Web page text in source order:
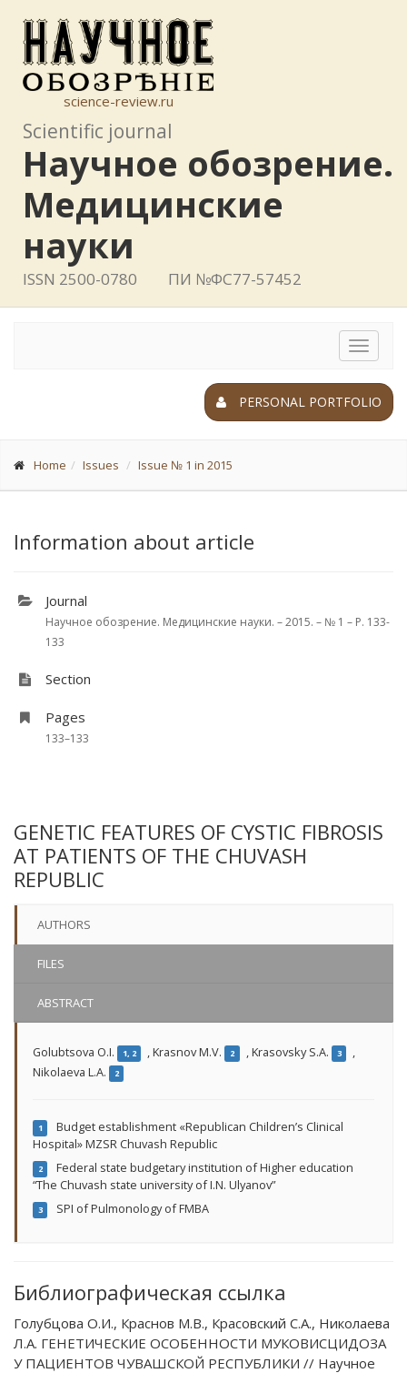
science-review.ru
Scientific journal
Научное обозрение.
Медицинские
науки
ISSN 2500-0780 ПИ №ФС77-57452
Toggle
PERSONAL PORTFOLIO
Home Issues Issue № 1 in 2015
Information about article
Journal
Научное обозрение. Медицинские науки. – 2015. – № 1 – P. 133-
133
Section
Pages
133–133
GENETIC FEATURES OF CYSTIC FIBROSIS
AT PATIENTS OF THE CHUVASH
REPUBLIC
AUTHORS
FILES
ABSTRACT
Golubtsova O.I. 1, 2 ,Krasnov M.V. 2 ,Krasovsky S.A. 3
,
Nikolaevа L.A.
2
1
Budget establishment «Republican Children’s Clinical
Hospital» MZSR Chuvash Republic
2
Federal state budgetary institution of Higher education
“The Chuvash state university of I.N. Ulyanov”
3 SPI of Pulmonology of FMBA
Библиографическая ссылка
Голубцова О.И., Краснов М.В., Красовский С.А., Николаева
Л.А. ГЕНЕТИЧЕСКИЕ ОСОБЕННОСТИ МУКОВИСЦИДОЗА
У ПАЦИЕНТОВ ЧУВАШСКОЙ РЕСПУБЛИКИ // Научное